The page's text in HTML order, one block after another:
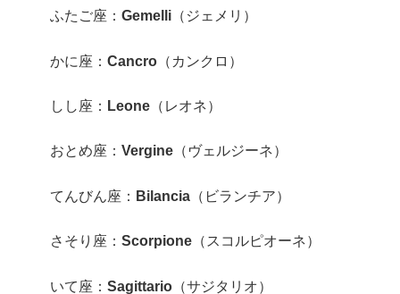
ふたご座： Gemelli （ジェメリ）
かに座： Cancro （カンクロ）
しし座： Leone （レオネ）
おとめ座： Vergine （ヴェルジーネ）
てんびん座： Bilancia （ビランチア）
さそり座： Scorpione （スコルピオーネ）
いて座： Sagittario （サジタリオ）